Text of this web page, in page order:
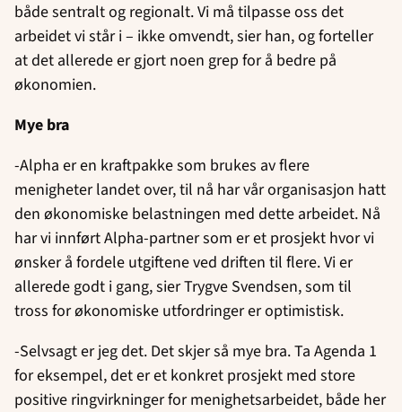
både sentralt og regionalt. Vi må tilpasse oss det
arbeidet vi står i – ikke omvendt, sier han, og forteller
at det allerede er gjort noen grep for å bedre på
økonomien.
Mye bra
-Alpha er en kraftpakke som brukes av flere
menigheter landet over, til nå har vår organisasjon hatt
den økonomiske belastningen med dette arbeidet. Nå
har vi innført Alpha-partner som er et prosjekt hvor vi
ønsker å fordele utgiftene ved driften til flere. Vi er
allerede godt i gang, sier Trygve Svendsen, som til
tross for økonomiske utfordringer er optimistisk.
-Selvsagt er jeg det. Det skjer så mye bra. Ta Agenda 1
for eksempel, det er et konkret prosjekt med store
positive ringvirkninger for menighetsarbeidet, både her